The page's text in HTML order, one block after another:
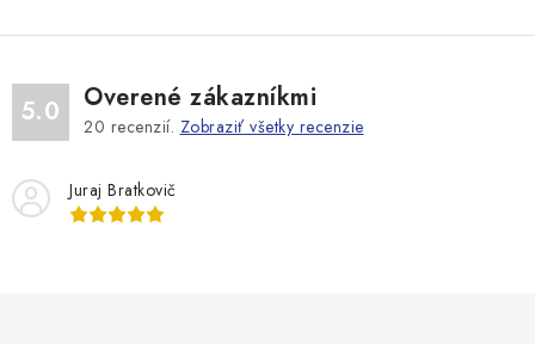
y
v
ý
p
s
5.0 Overené zákazníkmi
20 recenzií. Zobraziť všetky recenzie
Juraj Bratkovič